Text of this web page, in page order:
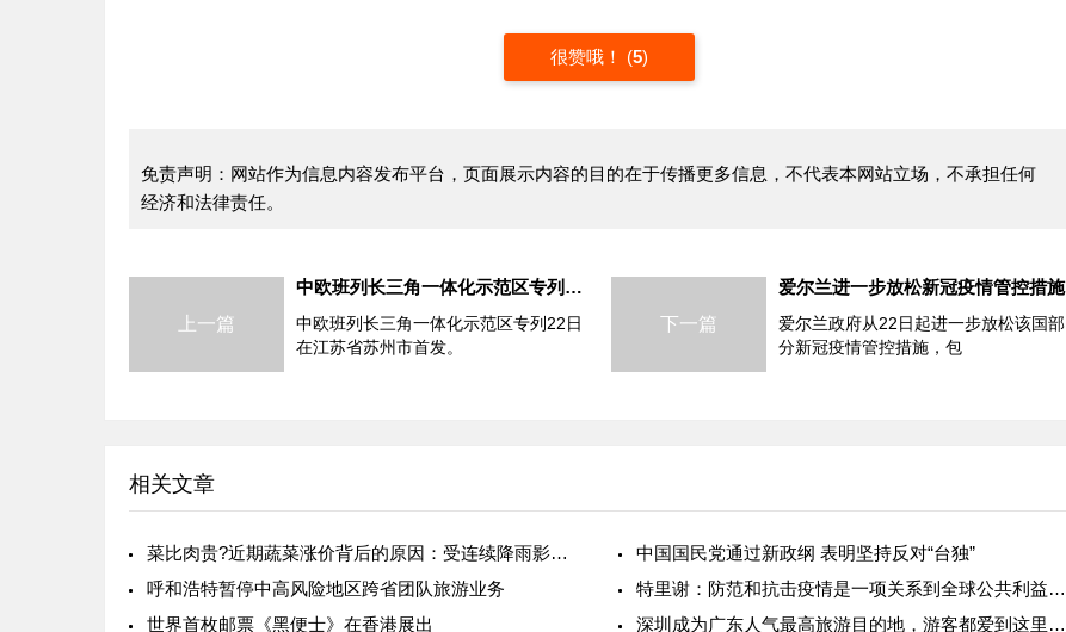
很赞哦！ (5)
免责声明：网站作为信息内容发布平台，页面展示内容的目的在于传播更多信息，不代表本网站立场，不承担任何
经济和法律责任。
上一篇
中欧班列长三角一体化示范区专列在苏州首发
中欧班列长三角一体化示范区专列22日
在江苏省苏州市首发。
下一篇
爱尔兰进一步放松新冠疫情管控措施
爱尔兰政府从22日起进一步放松该国部
分新冠疫情管控措施，包
相关文章
菜比肉贵?近期蔬菜涨价背后的原因：受连续降雨影响导致运输成本增加
中国国民党通过新政纲 表明坚持反对“台独”
呼和浩特暂停中高风险地区跨省团队旅游业务
特里谢：防范和抗击疫情是一项关系到全球公共利益重大问题
世界首枚邮票《黑便士》在香港展出
深圳成为广东人气最高旅游目的地，游客都爱到这里“打卡”